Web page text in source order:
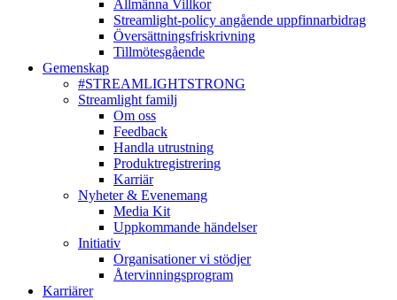
Allmänna Villkor
Streamlight-policy angående uppfinnarbidrag
Översättningsfriskrivning
Tillmötesgående
Gemenskap
#STREAMLIGHTSTRONG
Streamlight familj
Om oss
Feedback
Handla utrustning
Produktregistrering
Karriär
Nyheter & Evenemang
Media Kit
Uppkommande händelser
Initiativ
Organisationer vi stödjer
Återvinningsprogram
Karriärer